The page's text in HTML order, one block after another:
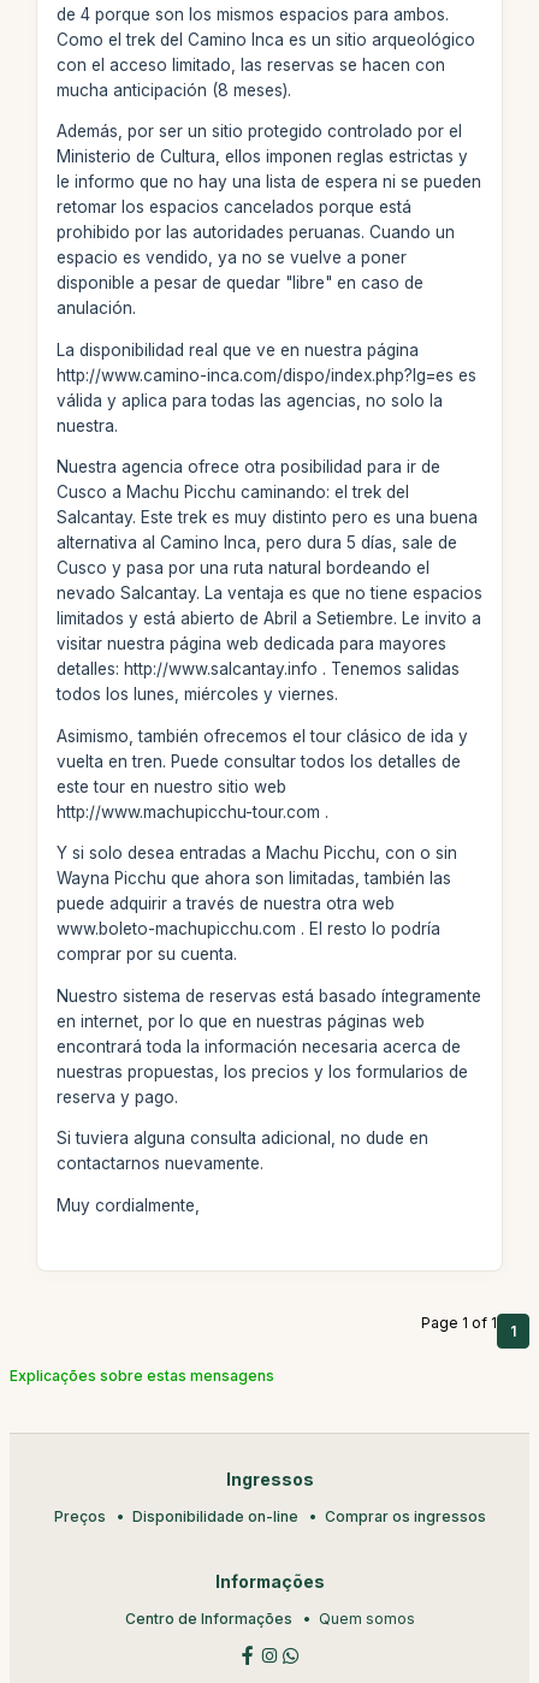
de 4 porque son los mismos espacios para ambos.
Como el trek del Camino Inca es un sitio arqueológico
con el acceso limitado, las reservas se hacen con
mucha anticipación (8 meses).
Además, por ser un sitio protegido controlado por el
Ministerio de Cultura, ellos imponen reglas estrictas y
le informo que no hay una lista de espera ni se pueden
retomar los espacios cancelados porque está
prohibido por las autoridades peruanas. Cuando un
espacio es vendido, ya no se vuelve a poner
disponible a pesar de quedar "libre" en caso de
anulación.
La disponibilidad real que ve en nuestra página
http://www.camino-inca.com/dispo/index.php?lg=es es
válida y aplica para todas las agencias, no solo la
nuestra.
Nuestra agencia ofrece otra posibilidad para ir de
Cusco a Machu Picchu caminando: el trek del
Salcantay. Este trek es muy distinto pero es una buena
alternativa al Camino Inca, pero dura 5 días, sale de
Cusco y pasa por una ruta natural bordeando el
nevado Salcantay. La ventaja es que no tiene espacios
limitados y está abierto de Abril a Setiembre. Le invito a
visitar nuestra página web dedicada para mayores
detalles: http://www.salcantay.info . Tenemos salidas
todos los lunes, miércoles y viernes.
Asimismo, también ofrecemos el tour clásico de ida y
vuelta en tren. Puede consultar todos los detalles de
este tour en nuestro sitio web
http://www.machupicchu-tour.com .
Y si solo desea entradas a Machu Picchu, con o sin
Wayna Picchu que ahora son limitadas, también las
puede adquirir a través de nuestra otra web
www.boleto-machupicchu.com . El resto lo podría
comprar por su cuenta.
Nuestro sistema de reservas está basado íntegramente
en internet, por lo que en nuestras páginas web
encontrará toda la información necesaria acerca de
nuestras propuestas, los precios y los formularios de
reserva y pago.
Si tuviera alguna consulta adicional, no dude en
contactarnos nuevamente.
Muy cordialmente,
Page 1 of 1 1
Explicações sobre estas mensagens
Ingressos
Preços Disponibilidade on-line Comprar os ingressos
Informações
Centro de Informações Quem somos